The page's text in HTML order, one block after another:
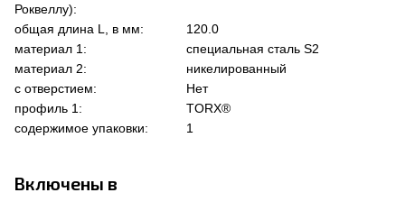
Роквеллу):
общая длина L, в мм:
120.0
материал 1:
специальная сталь S2
материал 2:
никелированный
с отверстием:
Нет
профиль 1:
TORX®
содержимое упаковки:
1
Включены в